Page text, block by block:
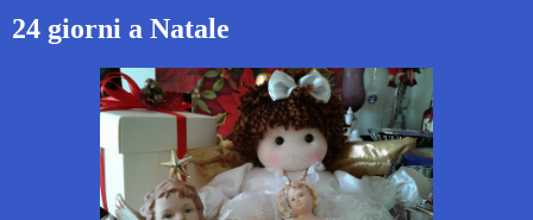
24 giorni a Natale